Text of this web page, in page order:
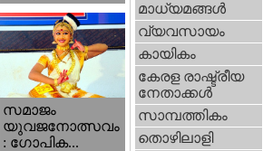
സമാജം
യുവജനോത്സവം
: ഗോപിക...
മാധ്യമങ്ങള്‍
വ്യവസായം
കായികം
കേരള രാഷ്ട്രീയ
നേതാക്കള്‍
സാമ്പത്തികം
തൊഴിലാളി